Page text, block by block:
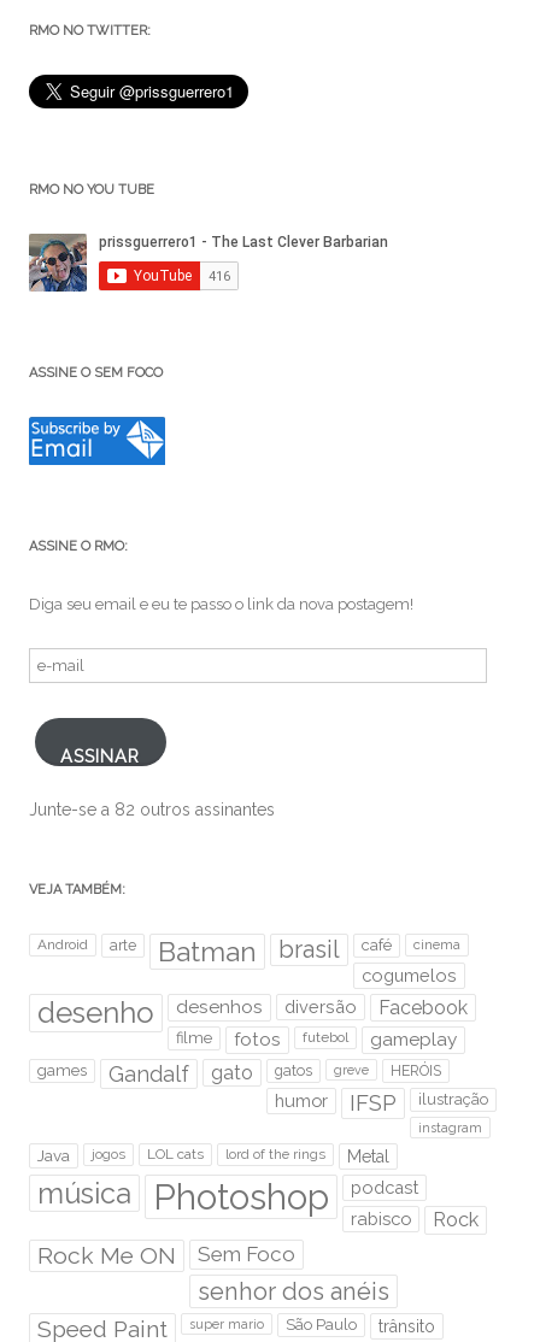
RMO NO TWITTER:
RMO NO YOU TUBE
ASSINE O SEM FOCO
ASSINE O RMO:
Diga seu email e eu te passo o link da nova postagem!
e-
ASSINAR
Junte-se a 82 outros assinantes
VEJA TAMBÉM:
Android arte Batman brasil café cinema
cogumelos
desenho desenhos diversão Facebook
filme fotos futebol gameplay
games Gandalf gato gatos greve HERÓIS
humor IFSP ilustração
instagram
Java jogos LOL cats lord of the rings Metal
música Photoshop
podcast
rabisco
Rock
Rock Me ON Sem Foco
senhor dos anéis
Speed Paint super mario São Paulo trânsito